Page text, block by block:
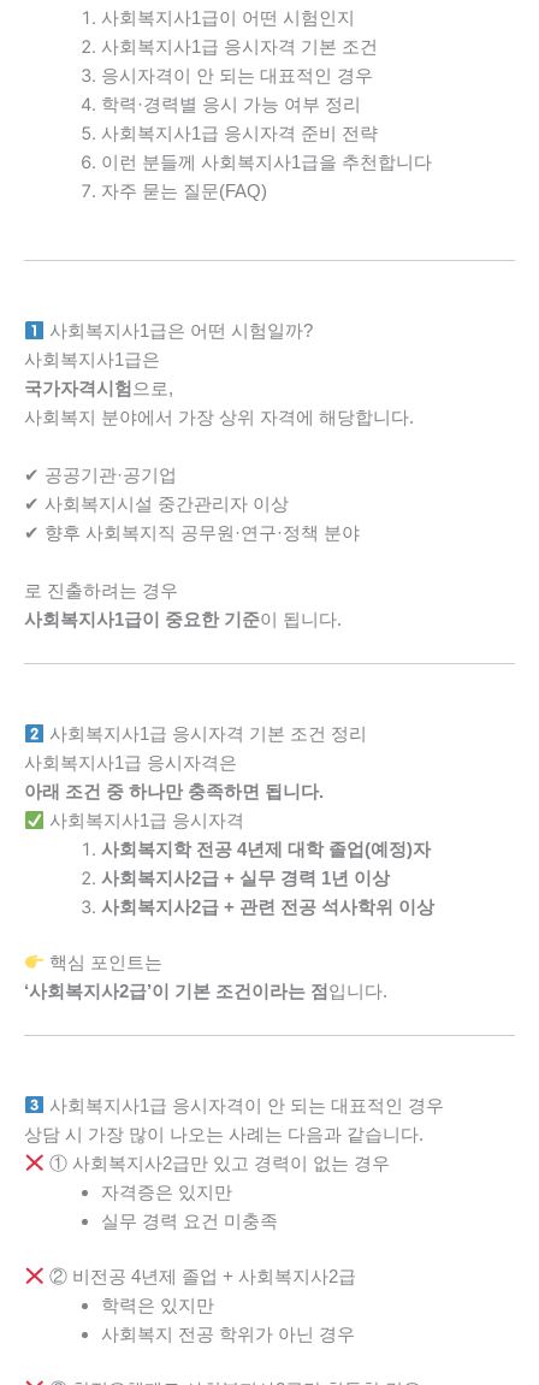
사회복지사1급이 어떤 시험인지
사회복지사1급 응시자격 기본 조건
응시자격이 안 되는 대표적인 경우
학력·경력별 응시 가능 여부 정리
사회복지사1급 응시자격 준비 전략
이런 분들께 사회복지사1급을 추천합니다
자주 묻는 질문(FAQ)
사회복지사1급은 어떤 시험일까?
사회복지사1급은
국가자격시험 으로,
사회복지 분야에서 가장 상위 자격에 해당합니다.
✔ 공공기관·공기업
✔ 사회복지시설 중간관리자 이상
✔ 향후 사회복지직 공무원·연구·정책 분야
로 진출하려는 경우
사회복지사1급이 중요한 기준이 됩니다.
사회복지사1급 응시자격 기본 조건 정리
사회복지사1급 응시자격은
아래 조건 중 하나만 충족하면 됩니다.
사회복지사1급 응시자격
사회복지학 전공 4년제 대학 졸업(예정)자
사회복지사2급 + 실무 경력 1년 이상
사회복지사2급 + 관련 전공 석사학위 이상
핵심 포인트는
‘사회복지사2급’이 기본 조건이라는 점 입니다.
사회복지사1급 응시자격이 안 되는 대표적인 경우
상담 시 가장 많이 나오는 사례는 다음과 같습니다.
① 사회복지사2급만 있고 경력이 없는 경우
자격증은 있지만
실무 경력 요건 미충족
② 비전공 4년제 졸업 + 사회복지사2급
학력은 있지만
사회복지 전공 학위가 아닌 경우